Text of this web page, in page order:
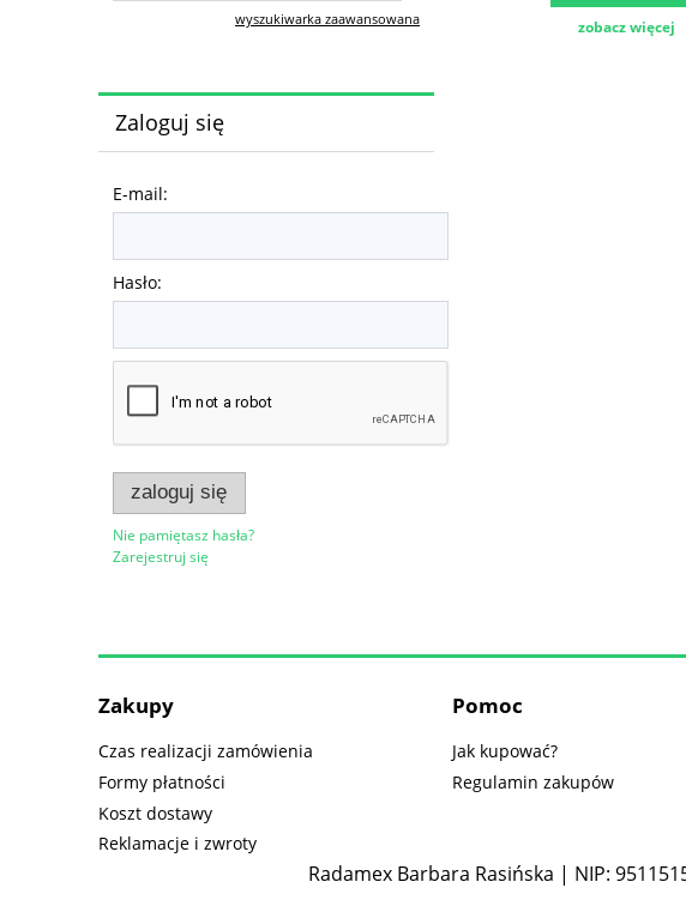
wyszukiwarka zaawansowana
Zaloguj się
E-mail:
Hasło:
zaloguj się
Nie pamiętasz hasła?
Zarejestruj się
zobacz więcej
Zakupy
Czas realizacji zamówienia
Formy płatności
Koszt dostawy
Reklamacje i zwroty
Pomoc
Jak kupować?
Regulamin zakupów
Radamex Barbara Rasińska | NIP: